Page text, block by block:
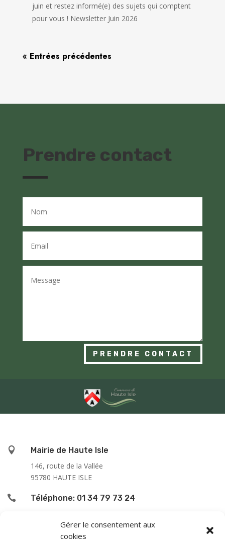
Gérer le consentement aux
cookies
juin et restez informé(e) des sujets qui comptent
pour vous ! Newsletter Juin 2026
« Entrées précédentes
Prendre contact
PRENDRE CONTACT

Mairie de Haute Isle
146, route de la Vallée
95780 HAUTE ISLE
 Téléphone: 01 34 79 73 24
L’accueil du public se fait :
le lundi de 9h00 à 12h00